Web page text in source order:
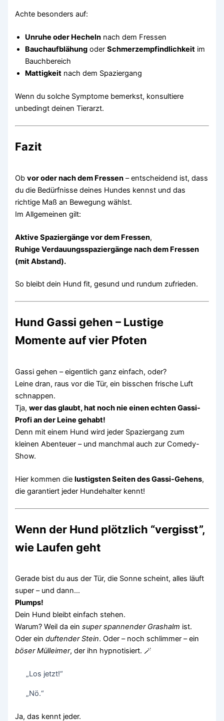
Achte besonders auf:
Unruhe oder Hecheln nach dem Fressen
Bauchaufblähung oderSchmerzempfindlichkeit im
Bauchbereich
Mattigkeit nach dem Spaziergang
Wenn du solche Symptome bemerkst, konsultiere
unbedingt deinen Tierarzt.
Fazit
Obvor oder nach dem Fressen – entscheidend ist, dass
du die Bedürfnisse deines Hundes kennst und das
richtige Maß an Bewegung wählst.
Im Allgemeinen gilt:
Aktive Spaziergänge vor dem Fressen,
Ruhige Verdauungsspaziergänge nach dem Fressen
(mit Abstand).
So bleibt dein Hund fit, gesund und rundum zufrieden.
Hund Gassi gehen – Lustige
Momente auf vier Pfoten
Gassi gehen – eigentlich ganz einfach, oder?
Leine dran, raus vor die Tür, ein bisschen frische Luft
schnappen.
Tja,wer das glaubt, hat noch nie einen echten Gassi-
Profi an der Leine gehabt!
Denn mit einem Hund wird jeder Spaziergang zum
kleinen Abenteuer – und manchmal auch zur Comedy-
Show.
Hier kommen dielustigsten Seiten des Gassi-Gehens,
die garantiert jeder Hundehalter kennt!
Wenn der Hund plötzlich “vergisst”,
wie Laufen geht
Gerade bist du aus der Tür, die Sonne scheint, alles läuft
super – und dann…
Plumps!
Dein Hund bleibt einfach stehen.
Warum? Weil da einsuper spannender Grashalm ist.
Oder einduftender Stein. Oder – noch schlimmer – ein
böser Mülleimer, der ihn hypnotisiert. 🪄
„Los jetzt!“
„Nö.“
Ja, das kennt jeder.